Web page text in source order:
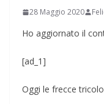
28 Maggio 2020
Ho aggiornato il
[ad_1]
Oggi le frecce